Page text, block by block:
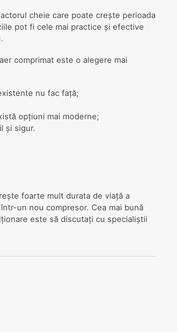
cheie care poate crește perioada
pot fi cele mai practice și efective
comprimat este o alegere mai
nu fac față;
opțiuni mai moderne;
și sigur.
foarte mult durata de viață a
un nou compresor. Cea mai bună
este să discutați cu specialiștii